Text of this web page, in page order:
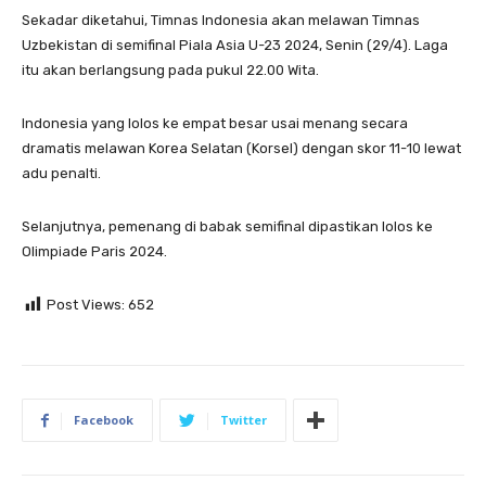
Sekadar diketahui, Timnas Indonesia akan melawan Timnas
Uzbekistan di semifinal Piala Asia U-23 2024, Senin (29/4). Laga
itu akan berlangsung pada pukul 22.00 Wita.
Indonesia yang lolos ke empat besar usai menang secara
dramatis melawan Korea Selatan (Korsel) dengan skor 11-10 lewat
adu penalti.
Selanjutnya, pemenang di babak semifinal dipastikan lolos ke
Olimpiade Paris 2024.
Post Views: 652
Facebook Twitter